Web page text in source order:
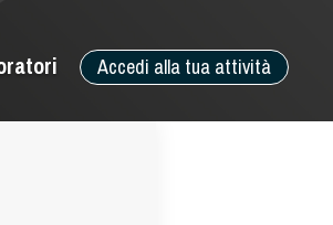
Accedi alla tua attività